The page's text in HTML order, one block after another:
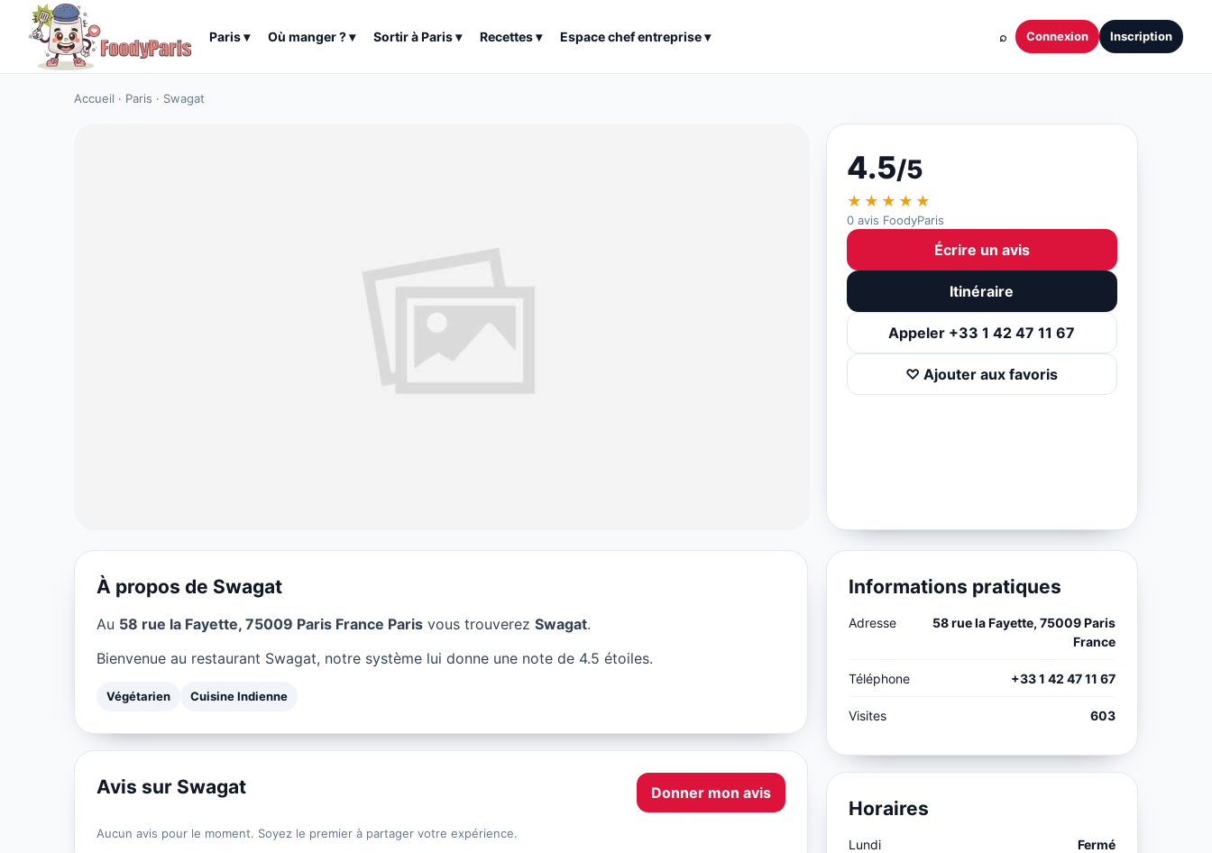
Paris▾ Où manger ?▾ Sortir àParis▾ Recettes▾ Espace chef entreprise▾ ⌕ Connexion Inscription
Accueil · Paris · Swagat
Swagat à Paris
★ 4.5/5
4.5/5
★★★★★
0 avis FoodyParis
Écrire un avis
Itinéraire
Appeler +33 1 42 47 11 67
♡ Ajouter aux favoris
À propos de Swagat
Au 58 rue la Fayette, 75009 Paris France Paris vous trouverez Swagat.
Bienvenue au restaurant Swagat, notre système lui donne une note de 4.5 étoiles.
Végétarien Cuisine Indienne
Avis sur Swagat Donner mon avis
Aucun avis pour le moment. Soyez le premier à partager votre expérience.
Informations pratiques
Adresse
58 rue la Fayette, 75009 Paris
France
Téléphone +33 1 42 47 11 67
Visites 603
Horaires
Lundi Fermé